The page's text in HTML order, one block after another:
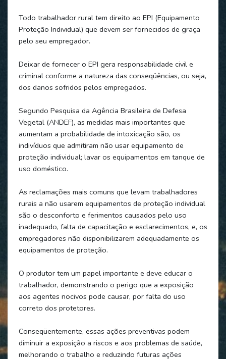
Todo trabalhador rural tem direito ao EPI (Equipamento
Proteção Individual) que devem ser fornecidos de graça
pelo seu empregador.
Deixar de fornecer o EPI gera responsabilidade civil e
criminal conforme a natureza das conseqüências, ou seja,
dos danos sofridos pelos empregados.
Segundo Pesquisa da Agência Brasileira de Defesa
Vegetal (ANDEF), as medidas mais importantes que
aumentam a probabilidade de intoxicação são, os
indivíduos que admitiram não usar equipamento de
proteção individual; lavar os equipamentos em tanque de
uso doméstico.
As reclamações mais comuns que levam trabalhadores
rurais a não usarem equipamentos de proteção individual
são o desconforto e ferimentos causados pelo uso
inadequado, falta de capacitação e esclarecimentos, e, os
empregadores não disponibilizarem adequadamente os
equipamentos de proteção.
O produtor tem um papel importante e deve educar o
trabalhador, demonstrando o perigo que a exposição
aos agentes nocivos pode causar, por falta do uso
correto dos protetores.
Conseqüentemente, essas ações preventivas podem
diminuir a exposição a riscos e aos problemas de saúde,
melhorando o trabalho e reduzindo futuras ações